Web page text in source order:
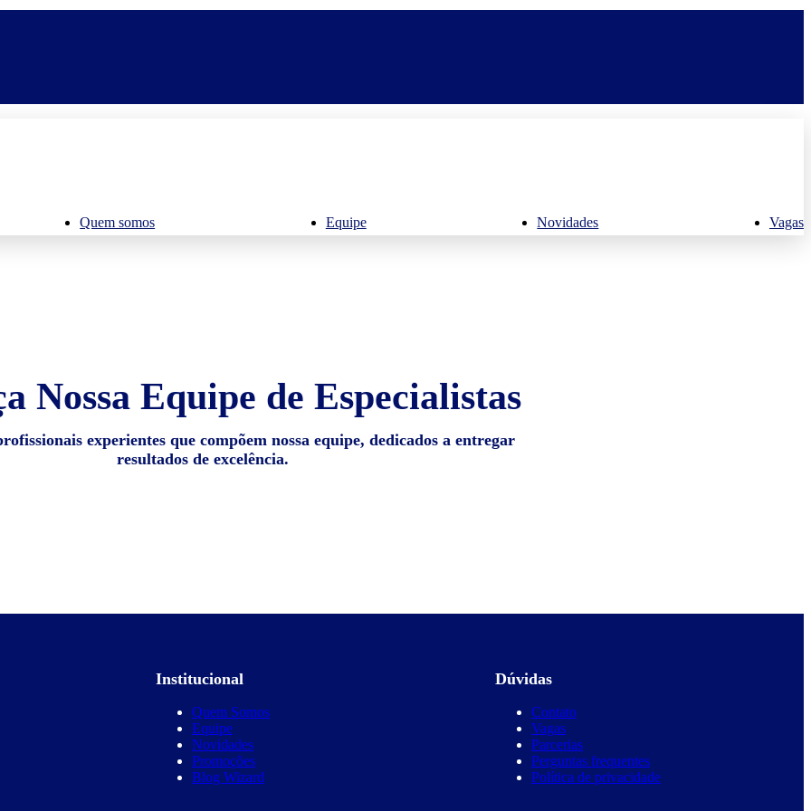
Quem somos Equipe Novidades Vagas
Nossa Equipe de Especialistas
experientes que compõem nossa equipe, dedicados a entregar
resultados de excelência.
Institucional
Quem Somos
Equipe
Novidades
Promoções
Blog Wizard
Dúvidas
Contato
Vagas
Parcerias
Perguntas frequentes
Política de privacidade